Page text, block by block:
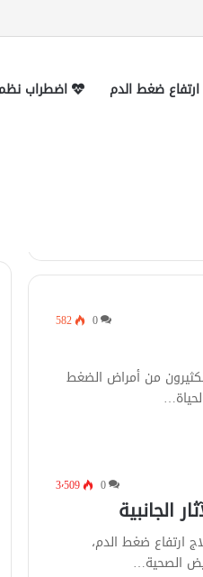
ضغط الدم اضطراب
0
582
من أمراض الضغط
0 3٬509
الجانبية
ارتفاع ضغط الدم،
الصحية…